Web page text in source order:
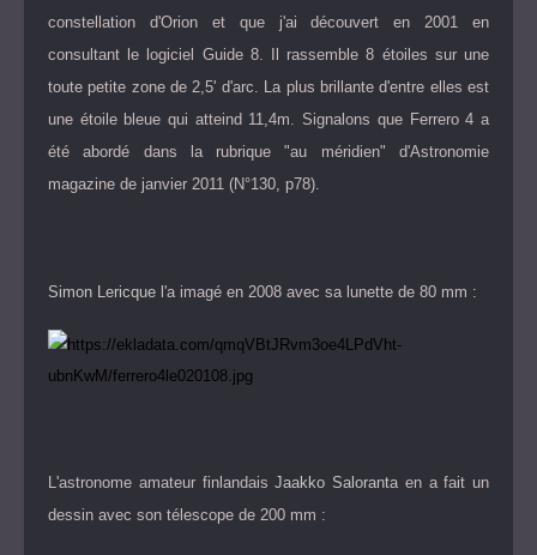
constellation d'Orion et que j'ai découvert en 2001 en
consultant le logiciel Guide 8. Il rassemble 8 étoiles sur une
toute petite zone de 2,5' d'arc. La plus brillante d'entre elles est
une étoile bleue qui atteind 11,4m. Signalons que Ferrero 4 a
été abordé dans la rubrique "au méridien" d'Astronomie
magazine de janvier 2011 (N°130, p78).
Simon Lericque l'a imagé en 2008 avec sa lunette de 80 mm :
L'astronome amateur finlandaisJaakko Saloranta en a fait un
dessin avec son télescope de 200 mm :